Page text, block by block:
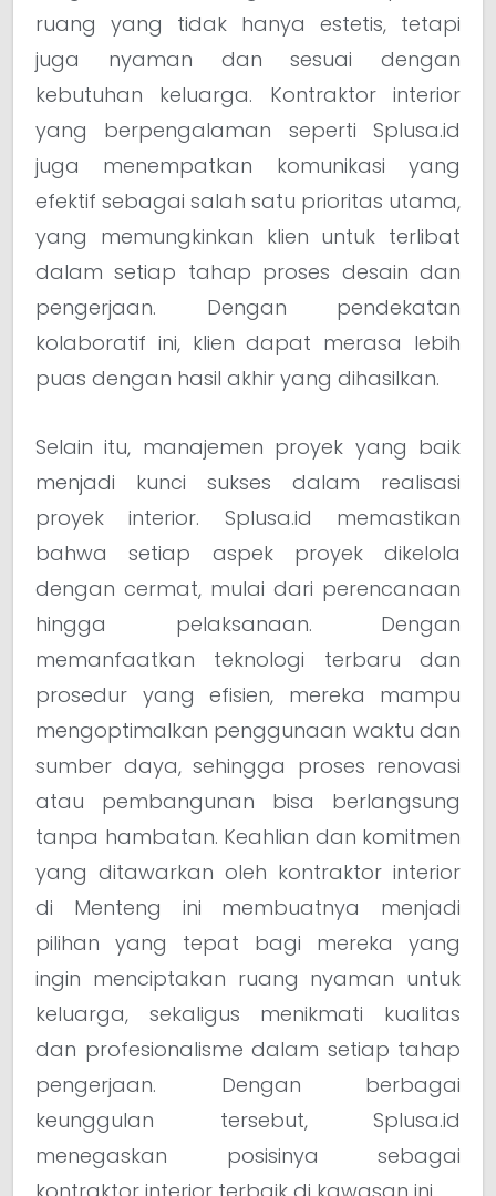
ruang yang tidak hanya estetis, tetapi
juga nyaman dan sesuai dengan
kebutuhan keluarga. Kontraktor interior
yang berpengalaman seperti Splusa.id
juga menempatkan komunikasi yang
efektif sebagai salah satu prioritas utama,
yang memungkinkan klien untuk terlibat
dalam setiap tahap proses desain dan
pengerjaan. Dengan pendekatan
kolaboratif ini, klien dapat merasa lebih
puas dengan hasil akhir yang dihasilkan.
Selain itu, manajemen proyek yang baik
menjadi kunci sukses dalam realisasi
proyek interior. Splusa.id memastikan
bahwa setiap aspek proyek dikelola
dengan cermat, mulai dari perencanaan
hingga pelaksanaan. Dengan
memanfaatkan teknologi terbaru dan
prosedur yang efisien, mereka mampu
mengoptimalkan penggunaan waktu dan
sumber daya, sehingga proses renovasi
atau pembangunan bisa berlangsung
tanpa hambatan. Keahlian dan komitmen
yang ditawarkan oleh kontraktor interior
di Menteng ini membuatnya menjadi
pilihan yang tepat bagi mereka yang
ingin menciptakan ruang nyaman untuk
keluarga, sekaligus menikmati kualitas
dan profesionalisme dalam setiap tahap
pengerjaan. Dengan berbagai
keunggulan tersebut, Splusa.id
menegaskan posisinya sebagai